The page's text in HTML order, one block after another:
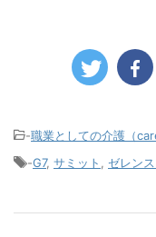
-職業としての介護（
-G7, サミット ゼレン